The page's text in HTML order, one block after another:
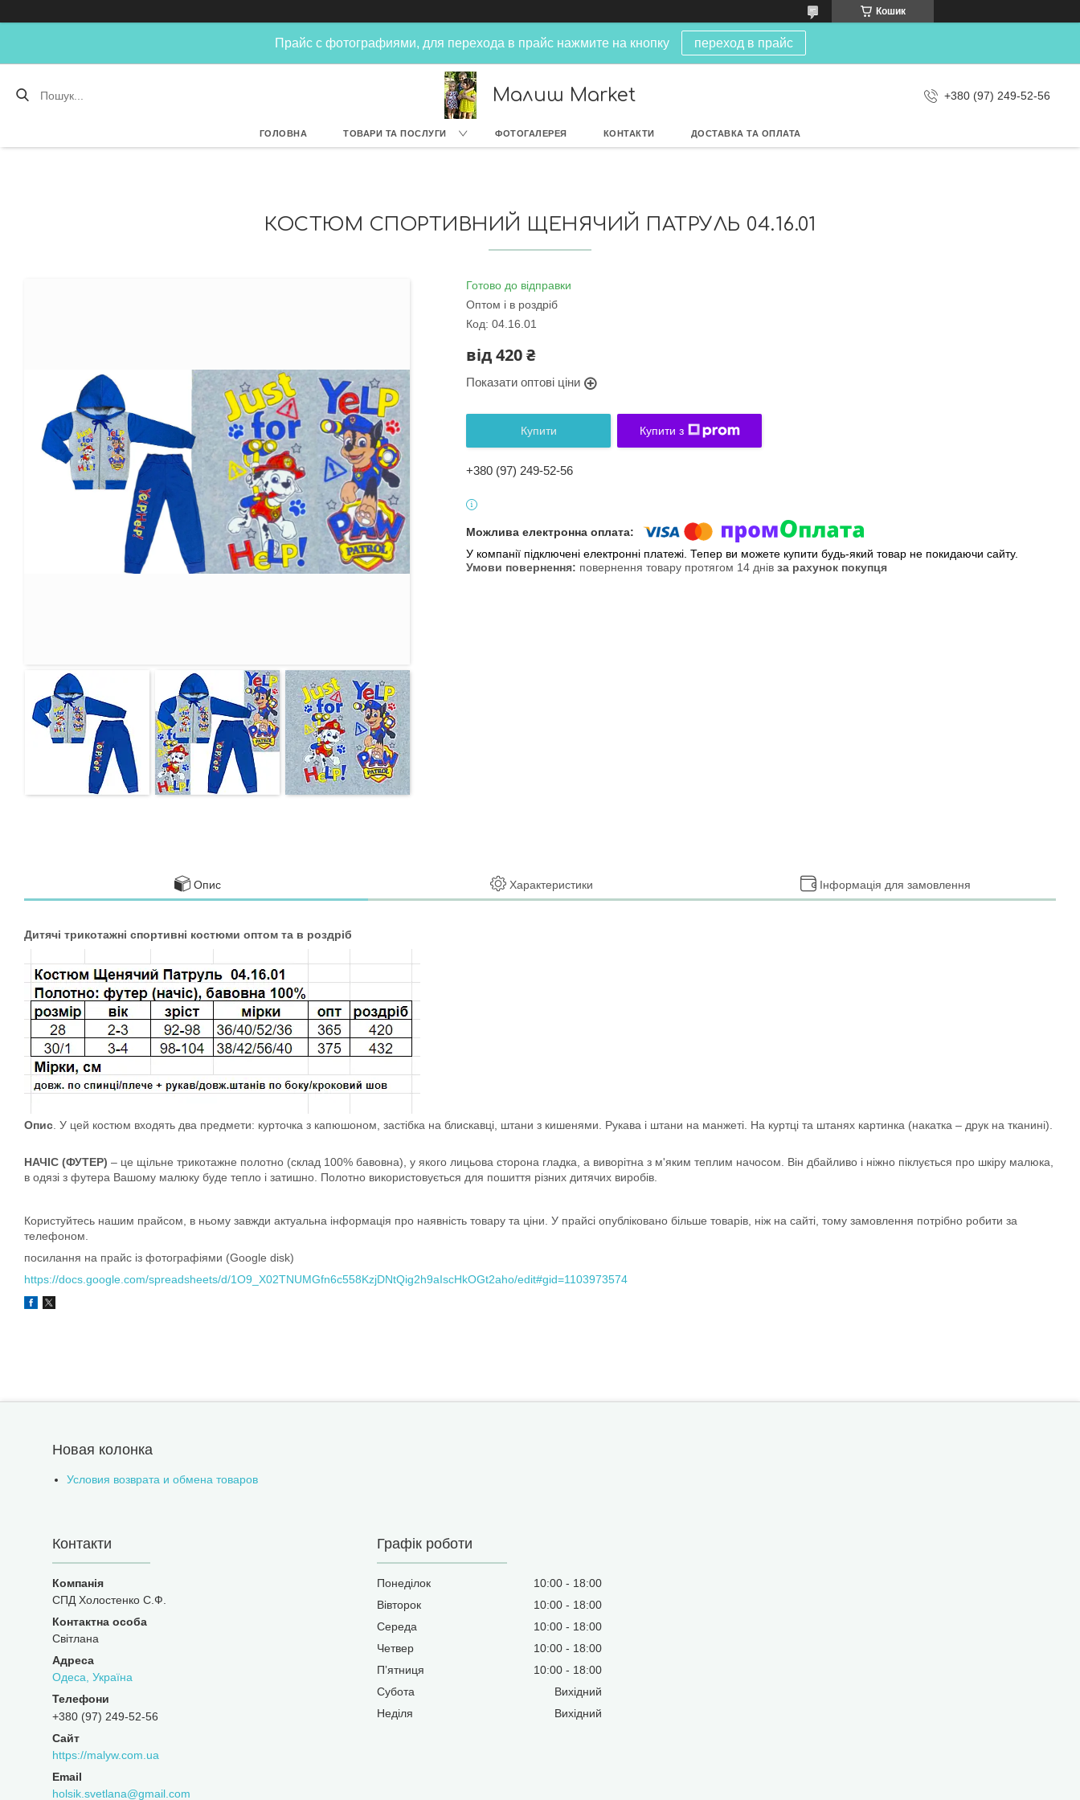
Кошик
Прайс с фотографиями, для перехода в прайс нажмите на кнопку переход в прайс
Малиш Market +380 (97) 249-52-56
ГОЛОВНА ТОВАРИ ТА ПОСЛУГИ ФОТОГАЛЕРЕЯ КОНТАКТИ ДОСТАВКА ТА ОПЛАТА
КОСТЮМ СПОРТИВНИЙ ЩЕНЯЧИЙ ПАТРУЛЬ 04.16.01
Готово до відправки
Оптом і в роздріб
Код: 04.16.01
від420 ₴
Показати оптові ціни
Купити Купити з
+380 (97) 249-52-56
У компанії підключені електронні платежі. Тепер ви можете купити будь-який товар не покидаючи сайту.
повернення товару протягом 14 днів за рахунок покупця
Опис Характеристики Інформація для замовлення
Дитячі трикотажні спортивні костюми оптом та в роздріб
Опис . У цей костюм входять два предмети: курточка з капюшоном, застібка на блискавці, штани з кишенями. Рукава і штани на манжеті. На куртці та штанях картинка (накатка – друк на тканині).
НАЧІС (ФУТЕР) – це щільне трикотажне полотно (склад 100% бавовна), у якого лицьова сторона гладка, а виворітна з м'яким теплим начосом. Він дбайливо і ніжно піклується про шкіру малюка,
в одязі з футера Вашому малюку буде тепло і затишно. Полотно використовується для пошиття різних дитячих виробів.
Користуйтесь нашим прайсом, в ньому завжди актуальна інформація про наявність товару та ціни. У прайсі опубліковано більше товарів, ніж на сайті, тому замовлення потрібно робити за
телефоном.
посилання на прайс із фотографіями (Google disk)
https://docs.google.com/spreadsheets/d/1O9_X02TNUMGfn6c558KzjDNtQig2h9aIscHkOGt2aho/edit#gid=1103973574
Новая колонка
Условия возврата и обмена товаров
Контакти
СПД Холостенко С.Ф.
Світлана
Одеса, Україна
+380 (97) 249-52-56
https://malyw.com.ua
holsik.svetlana@gmail.com
Графік роботи
Понеділок 10:00
18:00
Вівторок
10:00
18:00
Середа
10:00
18:00
Четвер
10:00
18:00
Пʼятниця
10:00
18:00
Субота
Вихідний
Неділя
Вихідний